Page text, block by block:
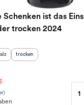
Schenken ist das
trocken 2024
Geschmack
trocken
1